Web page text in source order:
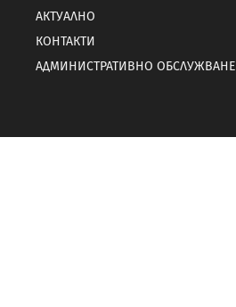
АКТУАЛНО
КОНТАКТИ
АДМИНИСТРАТИВНО ОБСЛУЖВАНЕ